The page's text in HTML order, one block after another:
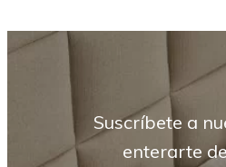
Suscríbete a
enterarte